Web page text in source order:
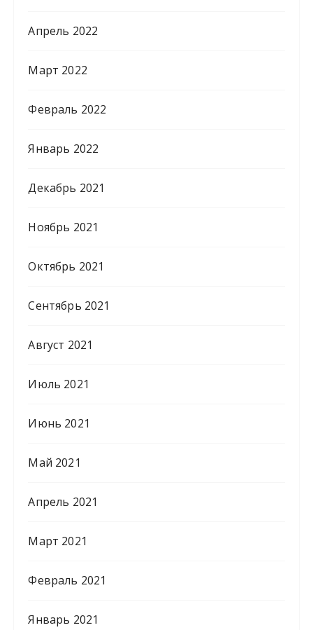
Апрель 2022
Март 2022
Февраль 2022
Январь 2022
Декабрь 2021
Ноябрь 2021
Октябрь 2021
Сентябрь 2021
Август 2021
Июль 2021
Июнь 2021
Май 2021
Апрель 2021
Март 2021
Февраль 2021
Январь 2021